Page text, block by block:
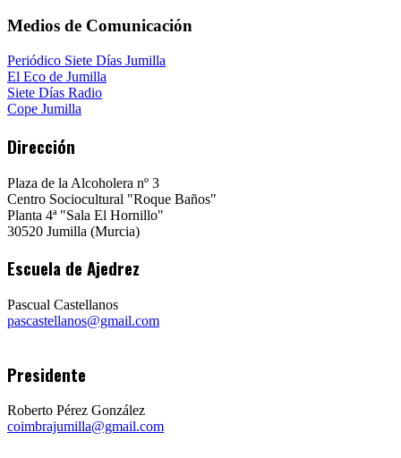
Medios de Comunicación
Periódico Siete Días Jumilla
El Eco de Jumilla
Siete Días Radio
Cope Jumilla
Dirección
Plaza de la Alcoholera nº 3
Centro Sociocultural "Roque Baños"
Planta 4ª "Sala El Hornillo"
30520 Jumilla (Murcia)
Escuela de Ajedrez
Pascual Castellanos
pascastellanos@gmail.com
Presidente
Roberto Pérez González
coimbrajumilla@gmail.com